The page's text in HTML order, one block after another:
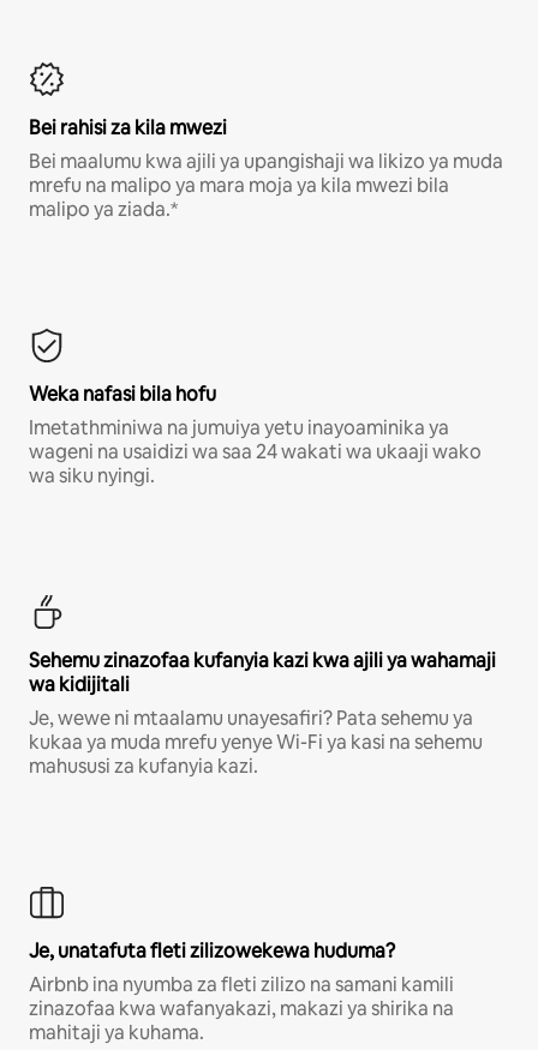
Bei rahisi za kila mwezi
Bei maalumu kwa ajili ya upangishaji wa likizo ya muda
mrefu na malipo ya mara moja ya kila mwezi bila
malipo ya ziada.*
Weka nafasi bila hofu
Imetathminiwa na jumuiya yetu inayoaminika ya
wageni na usaidizi wa saa 24 wakati wa ukaaji wako
wa siku nyingi.
Sehemu zinazofaa kufanyia kazi kwa ajili ya wahamaji
wa kidijitali
Je, wewe ni mtaalamu unayesafiri? Pata sehemu ya
kukaa ya muda mrefu yenye Wi-Fi ya kasi na sehemu
mahususi za kufanyia kazi.
Je, unatafuta fleti zilizowekewa huduma?
Airbnb ina nyumba za fleti zilizo na samani kamili
zinazofaa kwa wafanyakazi, makazi ya shirika na
mahitaji ya kuhama.